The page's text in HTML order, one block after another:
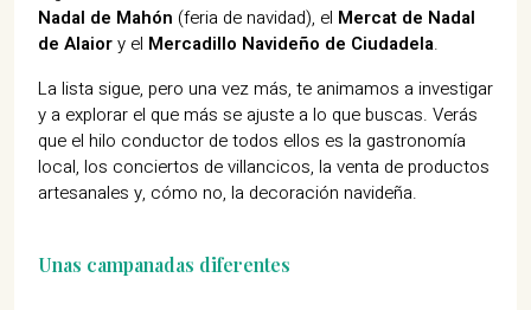
Nadal de Mahón (feria de navidad), el Mercat de Nadal
de Alaiory el Mercadillo Navideño de Ciudadela.
La lista sigue, pero una vez más, te animamos a investigar
y a explorar el que más se ajuste a lo que buscas. Verás
que el hilo conductor de todos ellos es la gastronomía
local, los conciertos de villancicos, la venta de productos
artesanales y, cómo no, la decoración navideña.
Unas campanadas diferentes